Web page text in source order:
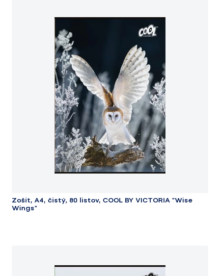
Zošit, A4, čistý, 80 listov, COOL BY VICTORIA "Wise
Wings"